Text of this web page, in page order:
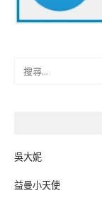
吳大妮
益曼小天使